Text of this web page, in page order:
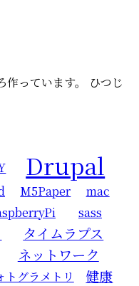
っています。
ひつじ
Drupal
M5Paper
mac
sass
タイムラプス
ネットワーク
トグラメトリ 健康